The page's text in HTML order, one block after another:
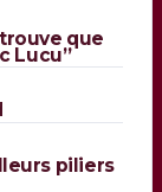
que
Lucu”
piliers